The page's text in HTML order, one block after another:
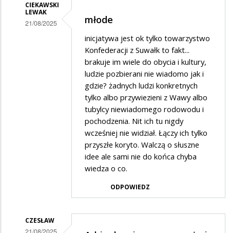
CIEKAWSKI
LEWAK
21/08/2025
tępych
młode
inicjatywa jest ok tylko towarzystwo
Konfederacji z Suwałk to fakt...
brakuje im wiele do obycia i kultury,
ludzie pozbierani nie wiadomo jak i
gdzie? żadnych ludzi konkretnych
tylko albo przywiezieni z Wawy albo
tubylcy niewiadomego rodowodu i
pochodzenia. Nit ich tu nigdy
wcześniej nie widział. Łączy ich tylko
przyszłe koryto. Walczą o słuszne
idee ale sami nie do końca chyba
wiedza o co.
ODPOWIEDZ
CZESŁAW